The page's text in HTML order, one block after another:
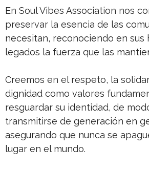
En Soul Vibes Association nos
preservar la esencia de las
necesitan, reconociendo en sus
legados la fuerza que las
Creemos en el respeto, la
dignidad como valores
resguardar su identidad, de
transmitirse de generación en
asegurando que nunca se
lugar en el mundo.